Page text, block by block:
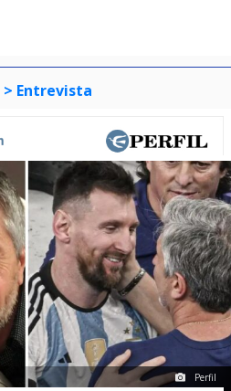
> Entrevista
Perfil